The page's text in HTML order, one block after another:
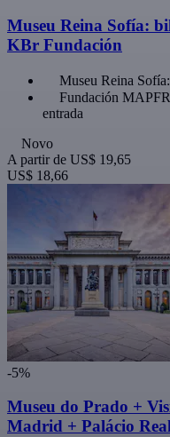
Museu Reina Sofía:
KBr Fundación
Museu Reina
Fundación
entrada
Novo
A partir de US$ 19,65
US$ 18,66
-5%
Museu do Prado +
Madrid + Palácio